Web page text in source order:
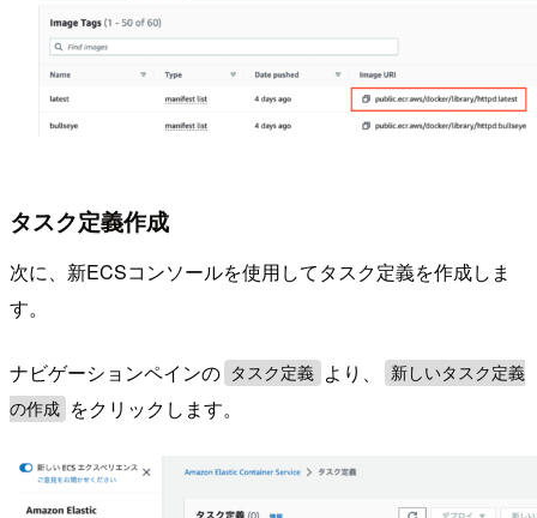
タスク定義作成
次に、新ECSコンソールを使用してタスク定義を作成しま
す。
ナビゲーションペインの タスク定義 より、
新しいタスク定義
の作成
をクリックします。